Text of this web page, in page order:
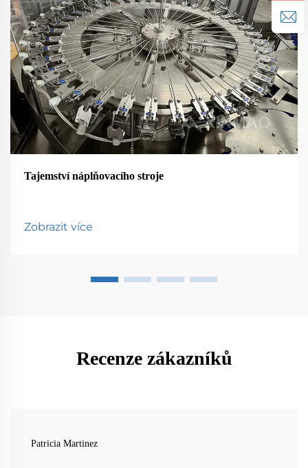
Tajemství náplňovacího stroje
Zobrazit více
Recenze zákazníků
Patricia Martinez